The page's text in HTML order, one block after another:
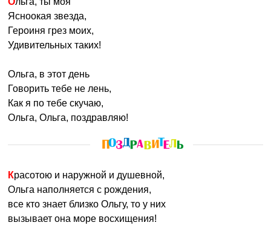
Ясноокая звезда,
Героиня грез моих,
Удивительных таких!
Ольга, в этот день
Говорить тебе не лень,
Как я по тебе скучаю,
Ольга, Ольга, поздравляю!
Красотою и наружной и душевной,
Ольга наполняется с рождения,
все кто знает близко Ольгу, то у них
вызывает она море восхищения!